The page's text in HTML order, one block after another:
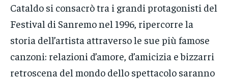
Cataldo si consacrò tra i grandi protagonisti del
Festival di Sanremo nel 1996, ripercorre la
storia dell’artista attraverso le sue più famose
canzoni: relazioni d’amore, d’amicizia e bizzarri
retroscena del mondo dello spettacolo saranno